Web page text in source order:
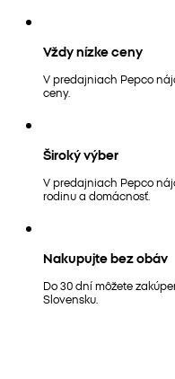
Vždy nízke ceny
V predajniach Pepco
ceny.
Široký výber
V predajniach Pepco
rodinu a domácnosť.
Nakupujte bez obáv
Do 30 dní môžete
Slovensku.